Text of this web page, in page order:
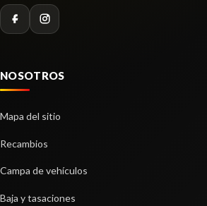
Ref:
Ref:
NOSOTROS
Mapa del sitio
Recambios
Campa de vehículos
Baja y tasaciones